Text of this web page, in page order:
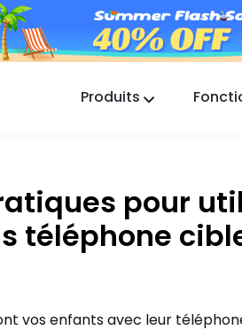
Produits
FlashGet
La sécurité
responsabilité.
pour
téléphone
vos enfants avec leur